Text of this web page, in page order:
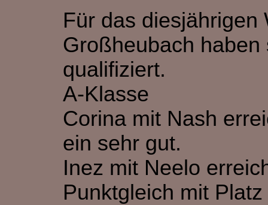
Für das diesjährigen
Großheubach
qualifiziert.
A-Klasse
Corina mit Nash
ein sehr gut.
Inez mit Neelo
Punktgleich mit